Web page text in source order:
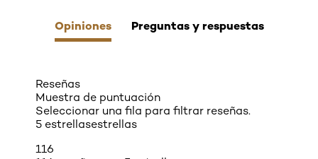
Opiniones Preguntas y respuestas
Reseñas
Muestra de puntuación
Seleccionar una fila para filtrar reseñas.
5 estrellasestrellas
116